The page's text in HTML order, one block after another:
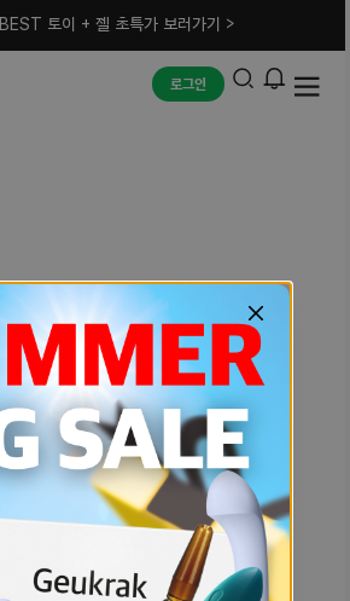
BEST 토이 + 젤 초특가 보러가기 >
로그인
예상치 못한 에러입니다.